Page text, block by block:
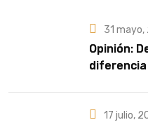
31
Opinión:
diferencia
17 julio,